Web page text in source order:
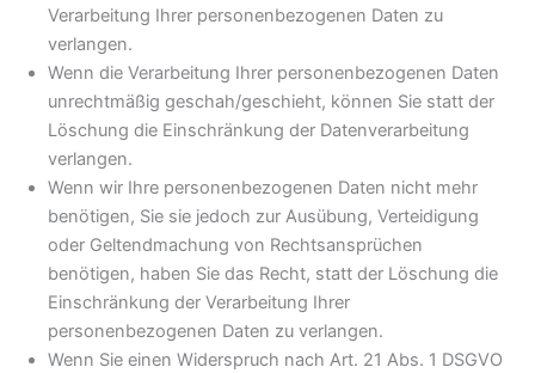
Verarbeitung Ihrer personenbezogenen Daten zu
verlangen.
Wenn die Verarbeitung Ihrer personenbezogenen Daten
unrechtmäßig geschah/geschieht, können Sie statt der
Löschung die Einschränkung der Datenverarbeitung
verlangen.
Wenn wir Ihre personenbezogenen Daten nicht mehr
benötigen, Sie sie jedoch zur Ausübung, Verteidigung
oder Geltendmachung von Rechtsansprüchen
benötigen, haben Sie das Recht, statt der Löschung die
Einschränkung der Verarbeitung Ihrer
personenbezogenen Daten zu verlangen.
Wenn Sie einen Widerspruch nach Art. 21 Abs. 1 DSGVO